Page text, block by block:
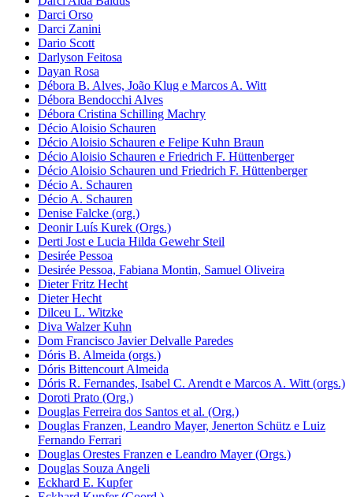
Darci Orso
Darci Zanini
Dario Scott
Darlyson Feitosa
Dayan Rosa
Débora B. Alves, João Klug e Marcos A. Witt
Débora Bendocchi Alves
Débora Cristina Schilling Machry
Décio Aloisio Schauren
Décio Aloisio Schauren e Felipe Kuhn Braun
Décio Aloisio Schauren e Friedrich F. Hüttenberger
Décio Aloisio Schauren und Friedrich F. Hüttenberger
Décio A. Schauren
Décio A. Schauren
Denise Falcke (org.)
Deonir Luís Kurek (Orgs.)
Derti Jost e Lucia Hilda Gewehr Steil
Desirée Pessoa
Desirée Pessoa, Fabiana Montin, Samuel Oliveira
Dieter Fritz Hecht
Dieter Hecht
Dilceu L. Witzke
Diva Walzer Kuhn
Dom Francisco Javier Delvalle Paredes
Dóris B. Almeida (orgs.)
Dóris Bittencourt Almeida
Dóris R. Fernandes, Isabel C. Arendt e Marcos A. Witt (orgs.)
Doroti Prato (Org.)
Douglas Ferreira dos Santos et al. (Org.)
Douglas Franzen, Leandro Mayer, Jenerton Schütz e Luiz
Fernando Ferrari
Douglas Orestes Franzen e Leandro Mayer (Orgs.)
Douglas Souza Angeli
Eckhard E. Kupfer